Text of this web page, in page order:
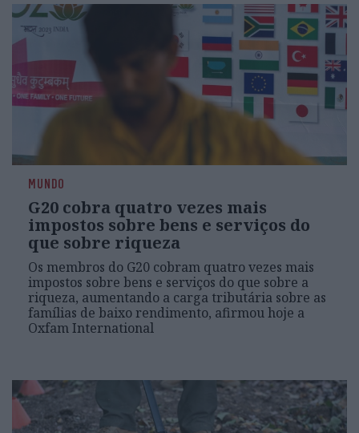
MUNDO
G20 cobra quatro vezes mais
impostos sobre bens e serviços do
que sobre riqueza
Os membros do G20 cobram quatro vezes mais
impostos sobre bens e serviços do que sobre a
riqueza, aumentando a carga tributária sobre as
famílias de baixo rendimento, afirmou hoje a
Oxfam International